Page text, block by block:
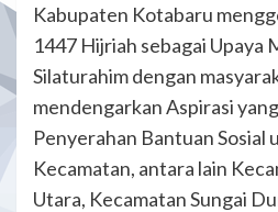
Kabupaten Kotabaru
1447 Hijriah sebagai Upaya
Silaturahim dengan
mendengarkan Aspirasi
Penyerahan Bantuan Sosial
Kecamatan, antara lain
Utara, Kecamatan Sungai